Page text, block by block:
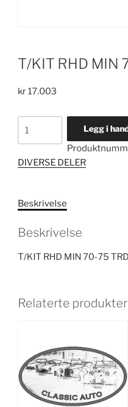
T/KIT RHD MIN
kr17.003
70-
antall
Legg i
DIVERSE DELER
Beskrivelse
Beskrivelse
T/KIT RHD MIN 70-75 TRD
Relaterte produkter